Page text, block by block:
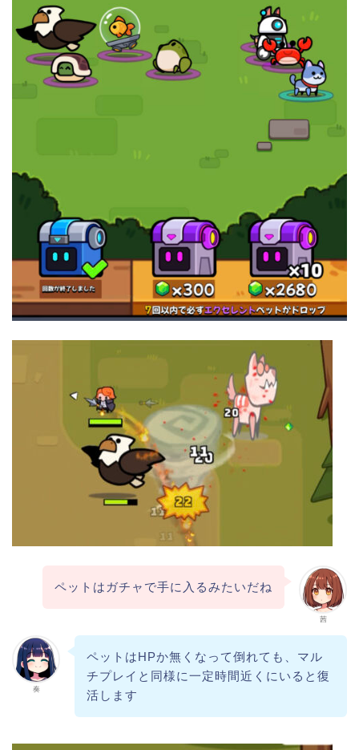
茜
ペットはガチャで手に入るみたいだね
奏
ペットはHPか無くなって倒れても、マル
チプレイと同様に一定時間近くにいると復
活します